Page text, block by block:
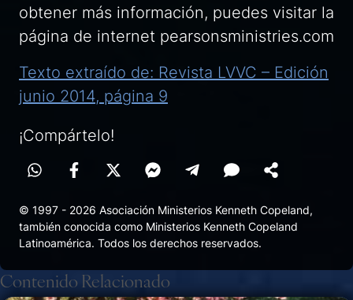
obtener más información, puedes visitar la
página de internet pearsonsministries.com
Texto extraído de: Revista LVVC – Edición
junio 2014, página 9
¡Compártelo!
© 1997 - 2026 Asociación Ministerios Kenneth Copeland,
también conocida como Ministerios Kenneth Copeland
Latinoamérica. Todos los derechos reservados.
Contenido Relacionado